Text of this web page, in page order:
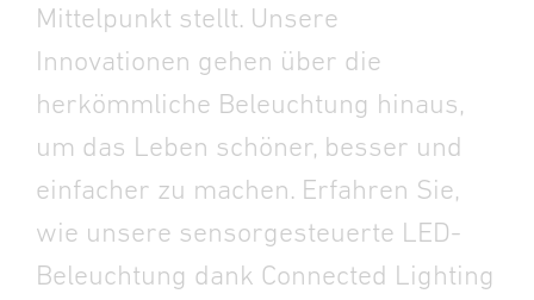
Mittelpunkt stellt. Unsere
Innovationen gehen über die
herkömmliche Beleuchtung hinaus,
um das Leben schöner, besser und
einfacher zu machen. Erfahren Sie,
wie unsere sensorgesteuerte LED-
Beleuchtung dank Connected Lighting